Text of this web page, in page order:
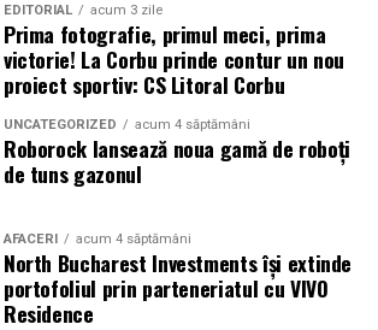
EDITORIAL acum 3 zile
Prima fotografie, primul meci, prima
victorie! La Corbu prinde contur un nou
proiect sportiv: CS Litoral Corbu
UNCATEGORIZED acum 4 săptămâni
Roborock lansează noua gamă de roboți
de tuns gazonul
AFACERI acum 4 săptămâni
North Bucharest Investments își extinde
portofoliul prin parteneriatul cu VIVO
Residence